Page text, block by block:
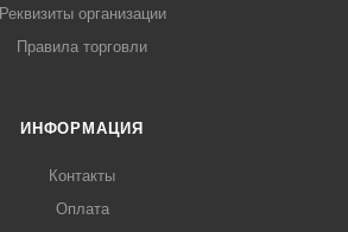
Реквизиты организации
Правила торговли
ИНФОРМАЦИЯ
Контакты
Оплата